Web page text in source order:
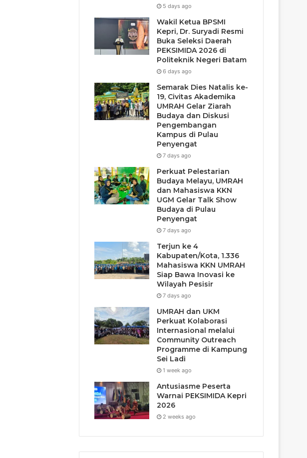
5 days ago
Wakil Ketua BPSMI
Kepri, Dr. Suryadi Resmi
Buka Seleksi Daerah
PEKSIMIDA 2026 di
Politeknik Negeri Batam
6 days ago
Semarak Dies Natalis ke-
19, Civitas Akademika
UMRAH Gelar Ziarah
Budaya dan Diskusi
Pengembangan
Kampus di Pulau
Penyengat
7 days ago
Perkuat Pelestarian
Budaya Melayu, UMRAH
dan Mahasiswa KKN
UGM Gelar Talk Show
Budaya di Pulau
Penyengat
7 days ago
Terjun ke 4
Kabupaten/Kota, 1.336
Mahasiswa KKN UMRAH
Siap Bawa Inovasi ke
Wilayah Pesisir
7 days ago
UMRAH dan UKM
Perkuat Kolaborasi
Internasional melalui
Community Outreach
Programme di Kampung
Sei Ladi
1 week ago
Antusiasme Peserta
Warnai PEKSIMIDA Kepri
2026
2 weeks ago